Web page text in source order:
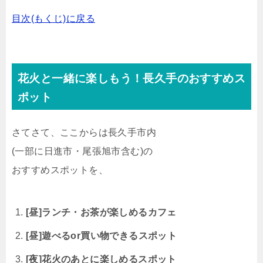
目次(もくじ)に戻る
花火と一緒に楽しもう！長久手のおすすめス
ポット
さてさて、ここからは長久手市内
(一部に日進市・尾張旭市含む)の
おすすめスポットを、
[昼]ランチ・お茶が楽しめるカフェ
[昼]遊べるor買い物できるスポット
[夜]花火のあとに楽しめるスポット